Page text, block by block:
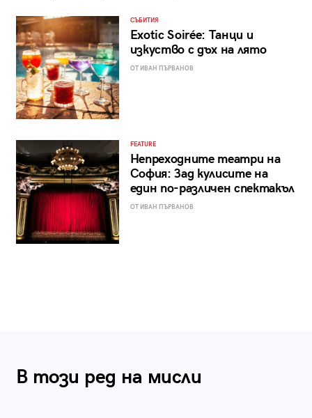
СЪБИТИЯ
Exotic Soirée: Танци и
изкуство с дъх на лято
ОТ ИВАН ПЪРВАНОВ
FEATURE
Непреходните театри на
София: Зад кулисите на
един по-различен спектакъл
ОТ ИВАН ПЪРВАНОВ
В този ред на мисли